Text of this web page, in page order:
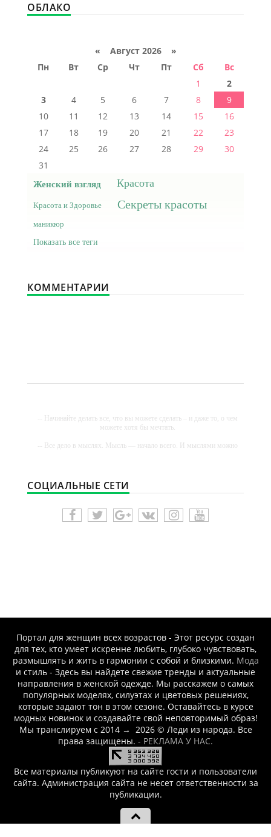
ОБЛАКО
« Август 2026 »
Пн
Вт Ср Чт Пт Сб
Вс
1
2
3
4 5 6 7 8
9
10
11 12 13 14 15
16
17
18 19 20 21 22
23
24
25 26 27 28 29
30
31
Женский взгляд Красота
Красота и Здоровье Секреты красоты
маникюр
Показать все теги
КОММЕНТАРИИ
-- Начинайте делать все, что вы можете сделать – и даже то, о чем
можете хотя бы мечтать.
-- Все дело в мыслях. Мысль — начало всего. И мыслями можно
-- Идите уверенно по направлению к мечте. Живите той жизнью,
которую вы сами себе придумали.
-- Самое большое богатство — это ум. Самая большая нищета —
глупость. Из всех страхов самый пугающий — самолюбование.
СОЦИАЛЬНЫЕ СЕТИ
Портал для женщин всех возрастов - Этот ресурс создан
для тех, кто умеет искренне любить, глубоко чувствовать,
размышлять и жить в гармонии с собой и близкими. Мода
и стиль - Здесь вы найдете свежие тренды и актуальные
направления в женской одежде. Мы расскажем о самых
популярных моделях, силуэтах и цветовых решениях,
которые задают тон в этом сезоне. Оставайтесь в курсе
модных новинок и создавайте свой неповторимый образ!
Мы транслируем с 2014→ 2026© Леди из народа. Все
права защищены. - РЕКЛАМА У НАС.
Все материалы публикуют на сайте гости и пользователи
сайта. Администрация сайта не несет ответственности за
публикации.